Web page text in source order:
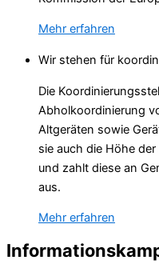
Mehr erfahren
Wir stehen für
Die
Abholkoordinierung
Altgeräten sowie
sie auch die Höhe
und zahlt diese an
aus.
Mehr erfahren